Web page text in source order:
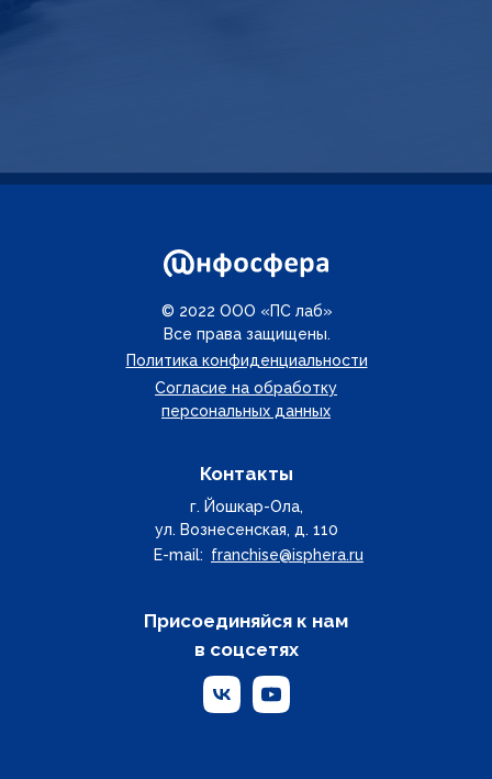
© 2022 ООО «ПС лаб»
Все права защищены.
Политика конфиденциальности
Согласие на обработку
персональных данных
г. Йошкар-Ола,
ул. Вознесенская, д. 110
Контакты
Присоединяйся к нам
в соцсетях
franchise@isphera.ru
E-mail: